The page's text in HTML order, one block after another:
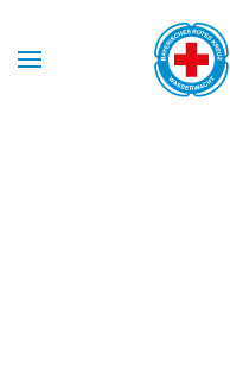
Skip to main content